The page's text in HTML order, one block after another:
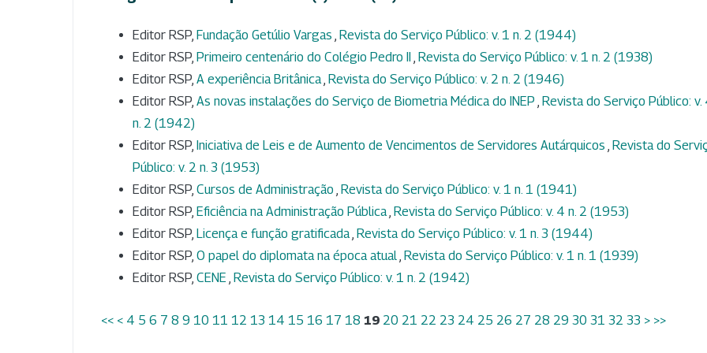
Editor RSP, Fundação Getúlio Vargas , Revista do Serviço Público: v. 1 n. 2 (1944)
Editor RSP, Primeiro centenário do Colégio Pedro II , Revista do Serviço Público: v. 1 n. 2 (1938)
Editor RSP, A experiência Britânica, Revista do Serviço Público: v. 2 n. 2 (1946)
Editor RSP, As novas instalações do Serviço de Biometria Médica do INEP , Revista do Serviço Público: v.
n. 2 (1942)
Editor RSP, Iniciativa de Leis e de Aumento de Vencimentos de Servidores Autárquicos , Revista do
Público: v. 2 n. 3 (1953)
Editor RSP, Cursos de Administração , Revista do Serviço Público: v. 1 n. 1 (1941)
Editor RSP, Eficiência na Administração Pública, Revista do Serviço Público: v. 4 n. 2 (1953)
Editor RSP, Licença e função gratificada, Revista do Serviço Público: v. 1 n. 3 (1944)
Editor RSP, O papel do diplomata na época atual, Revista do Serviço Público: v. 1 n. 1 (1939)
Editor RSP, CENE , Revista do Serviço Público: v. 1 n. 2 (1942)
<< < 4 5 6 7 8 9 10 11 12 13 14 15 16 17 18 19 20 21 22 23 24 25 26 27 28 29 30 31 32 33 > >>